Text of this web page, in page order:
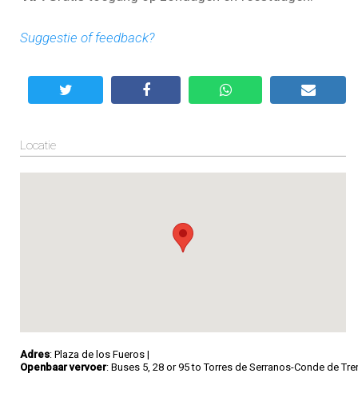
Suggestie of feedback?
Locatie
Adres: Plaza de los Fueros |
Openbaar vervoer: Buses 5, 28 or 95 to Torres de Serranos-Conde de